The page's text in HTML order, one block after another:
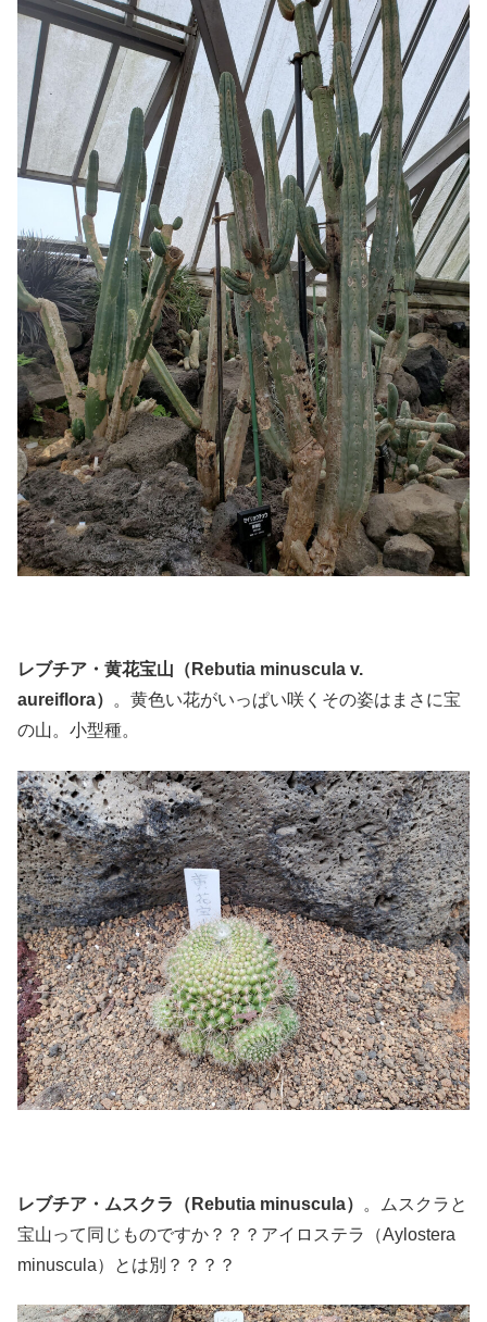
レブチア・黄花宝山（Rebutia minuscula v.
aureiflora） 。黄色い花がいっぱい咲くその姿はまさに宝
の山。小型種。
レブチア・ムスクラ（Rebutia minuscula）
。ムスクラと
宝山って同じものですか？？？アイロステラ（Aylostera
minuscula）とは別？？？？